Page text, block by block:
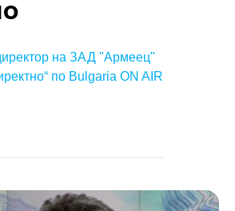
на ЗАД "Армеец"
по Bulgaria ON AIR